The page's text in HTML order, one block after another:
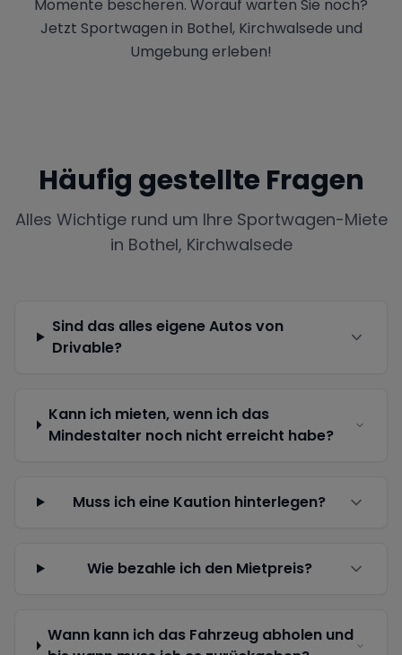
Momente bescheren. Worauf warten Sie noch?
Jetzt Sportwagen in Bothel, Kirchwalsede und
Umgebung erleben!
Häufig gestellte Fragen
Alles Wichtige rund um Ihre Sportwagen-Miete
in Bothel, Kirchwalsede
Sind das alles eigene Autos von
Drivable?
Kann ich mieten, wenn ich das
Mindestalter noch nicht erreicht habe?
Muss ich eine Kaution hinterlegen?
Wie bezahle ich den Mietpreis?
Wann kann ich das Fahrzeug abholen und